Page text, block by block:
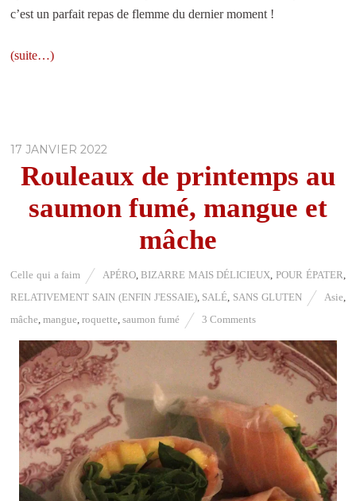
c’est un parfait repas de flemme du dernier moment !
(suite…)
17 JANVIER 2022
Rouleaux de printemps au
saumon fumé, mangue et
mâche
Celle qui a faim APÉRO,BIZARRE MAIS DÉLICIEUX,POUR ÉPATER,
RELATIVEMENT SAIN (ENFIN J'ESSAIE), SALÉ, SANS GLUTEN Asie,
mâche,mangue,roquette,saumon fumé 3 Comments